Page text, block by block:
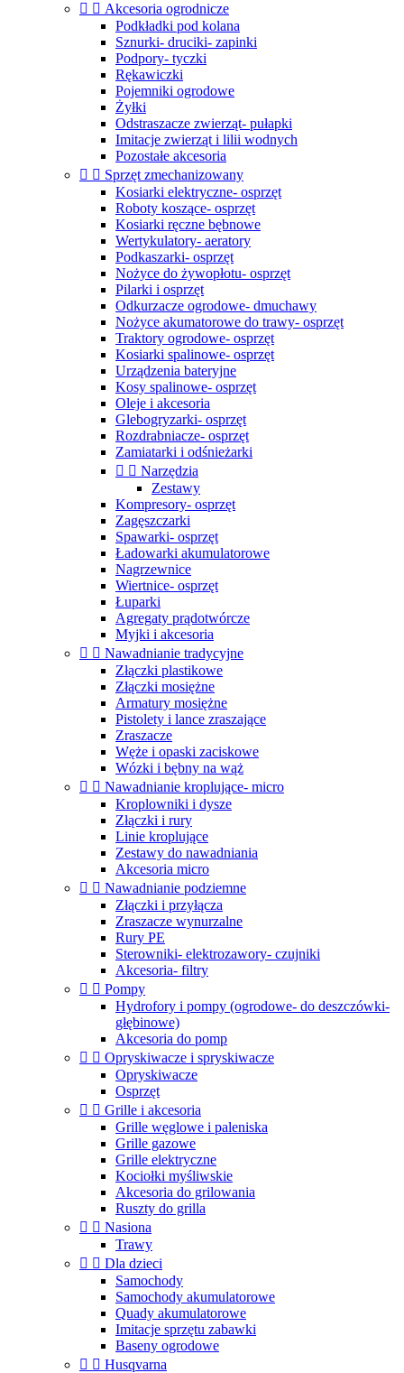
  Akcesoria ogrodnicze
Podkładki pod kolana
Sznurki- druciki- zapinki
Podpory- tyczki
Rękawiczki
Pojemniki ogrodowe
Żyłki
Odstraszacze zwierząt- pułapki
Imitacje zwierząt i lilii wodnych
Pozostałe akcesoria
  Sprzęt zmechanizowany
Kosiarki elektryczne- osprzęt
Roboty koszące- osprzęt
Kosiarki ręczne bębnowe
Wertykulatory- aeratory
Podkaszarki- osprzęt
Nożyce do żywopłotu- osprzęt
Pilarki i osprzęt
Odkurzacze ogrodowe- dmuchawy
Nożyce akumatorowe do trawy- osprzęt
Traktory ogrodowe- osprzęt
Kosiarki spalinowe- osprzęt
Urządzenia bateryjne
Kosy spalinowe- osprzęt
Oleje i akcesoria
Glebogryzarki- osprzęt
Rozdrabniacze- osprzęt
Zamiatarki i odśnieżarki
  Narzędzia
Zestawy
Kompresory- osprzęt
Zagęszczarki
Spawarki- osprzęt
Ładowarki akumulatorowe
Nagrzewnice
Wiertnice- osprzęt
Łuparki
Agregaty prądotwórcze
Myjki i akcesoria
  Nawadnianie tradycyjne
Złączki plastikowe
Złączki mosiężne
Armatury mosiężne
Pistolety i lance zraszające
Zraszacze
Węże i opaski zaciskowe
Wózki i bębny na wąż
  Nawadnianie kroplujące- micro
Kroplowniki i dysze
Złączki i rury
Linie kroplujące
Zestawy do nawadniania
Akcesoria micro
  Nawadnianie podziemne
Złączki i przyłącza
Zraszacze wynurzalne
Rury PE
Sterowniki- elektrozawory- czujniki
Akcesoria- filtry
  Pompy
Hydrofory i pompy (ogrodowe- do deszczówki-
głębinowe)
Akcesoria do pomp
  Opryskiwacze i spryskiwacze
Opryskiwacze
Osprzęt
  Grille i akcesoria
Grille węglowe i paleniska
Grille gazowe
Grille elektryczne
Kociołki myśliwskie
Akcesoria do grilowania
Ruszty do grilla
  Nasiona
Trawy
  Dla dzieci
Samochody
Samochody akumulatorowe
Quady akumulatorowe
Imitacje sprzętu zabawki
Baseny ogrodowe
  Husqvarna